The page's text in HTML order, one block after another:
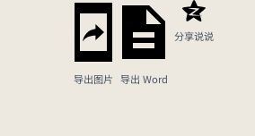
导出图片 导出 Word
分享说说